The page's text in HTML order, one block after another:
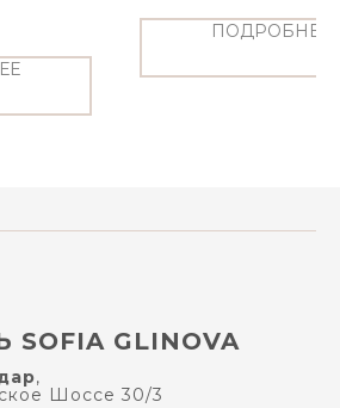
ПОДРОБНЕЕ
GLINOVA
,
Шоссе 30/3